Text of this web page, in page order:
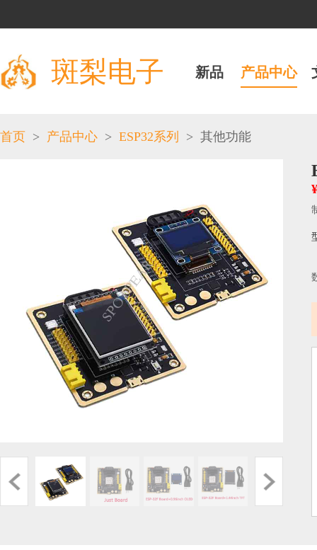
斑梨电子 新品 产品中心
首页 > 产品中心 > ESP32系列 > 其他功能